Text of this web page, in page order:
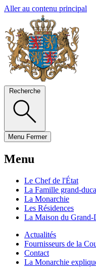
Aller au contenu principal
Recherche
Menu Fermer
Menu
Le Chef de l'État
La Famille grand-
La Monarchie
Les Résidences
La Maison du Grand-
Actualités
Fournisseurs de la
Contact
La Monarchie